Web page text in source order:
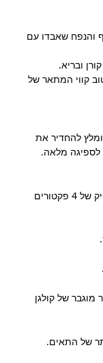
והנפח שאבדו עם
ובריא.
קווי המתאר של
להחדיר את
לספיגה מלאה.
– ריכוז מדויק של 4 פקטורים
מוגבר של קולגן
של התאים.